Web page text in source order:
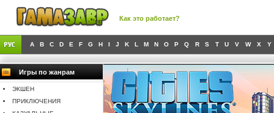
Как это работает?
A B C D E F G H I J K L M N O P Q R S T U V W X Y
Игры по жанрам
ЭКШЕН
ПРИКЛЮЧЕНИЯ